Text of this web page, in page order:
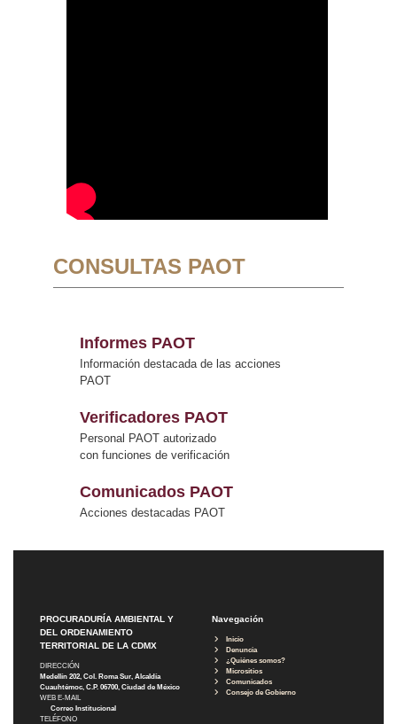
CONSULTAS PAOT
Informes PAOT
Información destacada de las acciones
PAOT
Verificadores PAOT
Personal PAOT autorizado
con funciones de verificación
Comunicados PAOT
Acciones destacadas PAOT
PROCURADURÍA AMBIENTAL Y
DEL ORDENAMIENTO
TERRITORIAL DE LA CDMX
DIRECCIÓN
Medellín 202, Col. Roma Sur, Alcaldía
Cuauhtémoc, C.P. 06700, Ciudad de México
WEB E-MAIL
Correo Institucional
TELÉFONO
Navegación
Inicio
Denuncia
¿Quiénes somos?
Micrositios
Comunicados
Consejo de Gobierno